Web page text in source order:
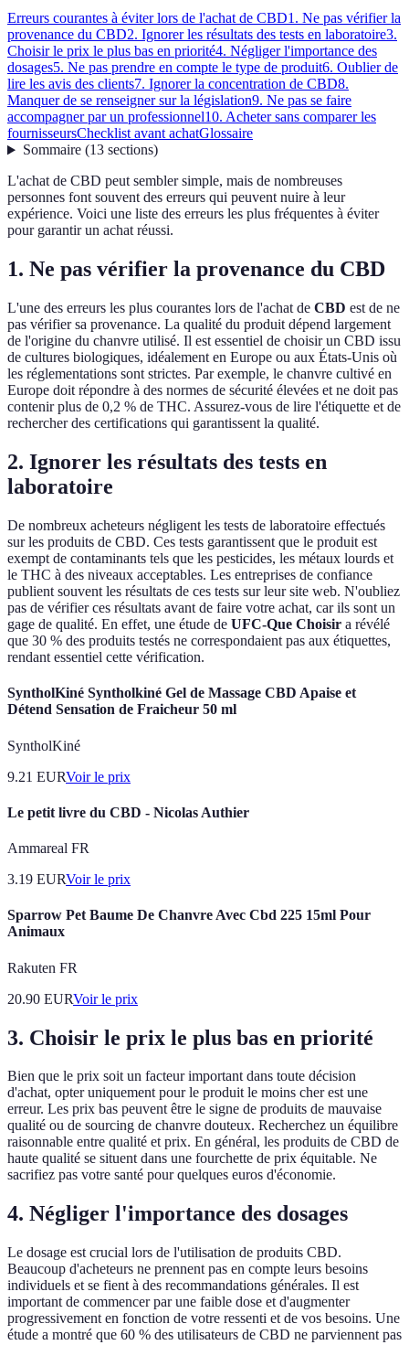
Erreurs courantes à éviter lors de l'achat de CBD1. Ne pas vérifier la
provenance du CBD2. Ignorer les résultats des tests en laboratoire3.
Choisir le prix le plus bas en priorité4. Négliger l'importance des
dosages5. Ne pas prendre en compte le type de produit6. Oublier de
lire les avis des clients7. Ignorer la concentration de CBD8.
Manquer de se renseigner sur la législation9. Ne pas se faire
accompagner par un professionnel10. Acheter sans comparer les
fournisseursChecklist avant achatGlossaire
Sommaire(13 sections)
L'achat de CBD peut sembler simple, mais de nombreuses
personnes font souvent des erreurs qui peuvent nuire à leur
expérience. Voici une liste des erreurs les plus fréquentes à éviter
pour garantir un achat réussi.
1. Ne pas vérifier la provenance du CBD
L'une des erreurs les plus courantes lors de l'achat de CBD est de ne
pas vérifier sa provenance. La qualité du produit dépend largement
de l'origine du chanvre utilisé. Il est essentiel de choisir un CBD issu
de cultures biologiques, idéalement en Europe ou aux États-Unis où
les réglementations sont strictes. Par exemple, le chanvre cultivé en
Europe doit répondre à des normes de sécurité élevées et ne doit pas
contenir plus de 0,2 % de THC. Assurez-vous de lire l'étiquette et de
rechercher des certifications qui garantissent la qualité.
2. Ignorer les résultats des tests en
laboratoire
De nombreux acheteurs négligent les tests de laboratoire effectués
sur les produits de CBD. Ces tests garantissent que le produit est
exempt de contaminants tels que les pesticides, les métaux lourds et
le THC à des niveaux acceptables. Les entreprises de confiance
publient souvent les résultats de ces tests sur leur site web. N'oubliez
pas de vérifier ces résultats avant de faire votre achat, car ils sont un
gage de qualité. En effet, une étude de UFC-Que Choisir a révélé
que 30 % des produits testés ne correspondaient pas aux étiquettes,
rendant essentiel cette vérification.
SyntholKiné Syntholkiné Gel de Massage CBD Apaise et
Détend Sensation de Fraicheur 50 ml
SyntholKiné
9.21 EURVoir le prix
Le petit livre du CBD - Nicolas Authier
Ammareal FR
3.19 EURVoir le prix
Sparrow Pet Baume De Chanvre Avec Cbd 225 15ml Pour
Animaux
Rakuten FR
20.90 EURVoir le prix
3. Choisir le prix le plus bas en priorité
Bien que le prix soit un facteur important dans toute décision
d'achat, opter uniquement pour le produit le moins cher est une
erreur. Les prix bas peuvent être le signe de produits de mauvaise
qualité ou de sourcing de chanvre douteux. Recherchez un équilibre
raisonnable entre qualité et prix. En général, les produits de CBD de
haute qualité se situent dans une fourchette de prix équitable. Ne
sacrifiez pas votre santé pour quelques euros d'économie.
4. Négliger l'importance des dosages
Le dosage est crucial lors de l'utilisation de produits CBD.
Beaucoup d'acheteurs ne prennent pas en compte leurs besoins
individuels et se fient à des recommandations générales. Il est
important de commencer par une faible dose et d'augmenter
progressivement en fonction de votre ressenti et de vos besoins. Une
étude a montré que 60 % des utilisateurs de CBD ne parviennent pas